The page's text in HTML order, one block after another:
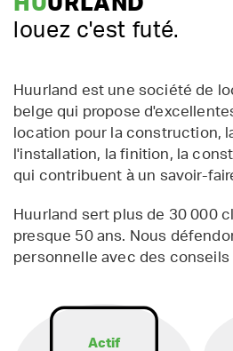
louez c'est futé.
Huurland est une société de
belge qui propose
location pour la construction,
l'installation, la finition, la
qui contribuent à un savoir-
Huurland sert plus de 30 000
presque 50 ans. Nous
personnelle avec des conseils
Actif